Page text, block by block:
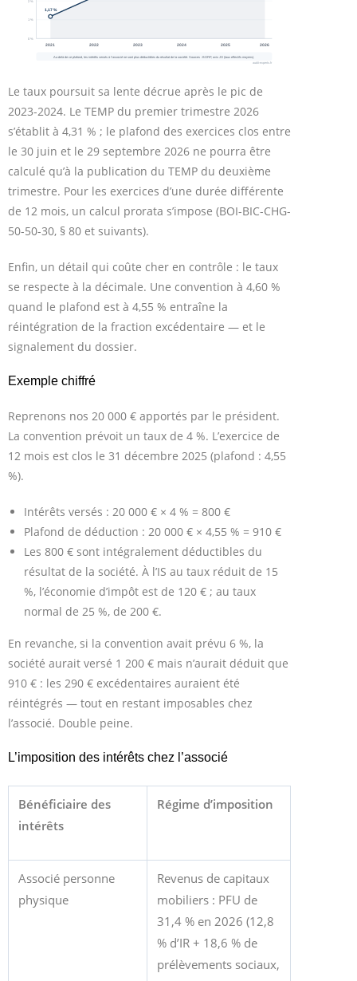
Le taux poursuit sa lente décrue après le pic de
2023-2024. Le TEMP du premier trimestre 2026
s’établit à 4,31 % ; le plafond des exercices clos entre
le 30 juin et le 29 septembre 2026 ne pourra être
calculé qu’à la publication du TEMP du deuxième
trimestre. Pour les exercices d’une durée différente
de 12 mois, un calcul prorata s’impose (BOI-BIC-CHG-
50-50-30, § 80 et suivants).
Enfin, un détail qui coûte cher en contrôle : le taux
se respecte à la décimale. Une convention à 4,60 %
quand le plafond est à 4,55 % entraîne la
réintégration de la fraction excédentaire — et le
signalement du dossier.
Exemple chiffré
Reprenons nos 20 000 € apportés par le président.
La convention prévoit un taux de 4 %. L’exercice de
12 mois est clos le 31 décembre 2025 (plafond : 4,55
%).
Intérêts versés : 20 000 € × 4 % = 800 €
Plafond de déduction : 20 000 € × 4,55 % = 910 €
Les 800 € sont intégralement déductibles du
résultat de la société. À l’IS au taux réduit de 15
%, l’économie d’impôt est de 120 € ; au taux
normal de 25 %, de 200 €.
En revanche, si la convention avait prévu 6 %, la
société aurait versé 1 200 € mais n’aurait déduit que
910 € : les 290 € excédentaires auraient été
réintégrés — tout en restant imposables chez
l’associé. Double peine.
L’imposition des intérêts chez l’associé
Bénéficiaire des
intérêts
Régime d’imposition
Associé personne
physique
Revenus de capitaux
mobiliers : PFU de
31,4 % en 2026 (12,8
% d’IR + 18,6 % de
prélèvements sociaux,